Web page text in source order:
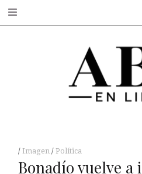
Imagen Política
Bonadío vuelve a